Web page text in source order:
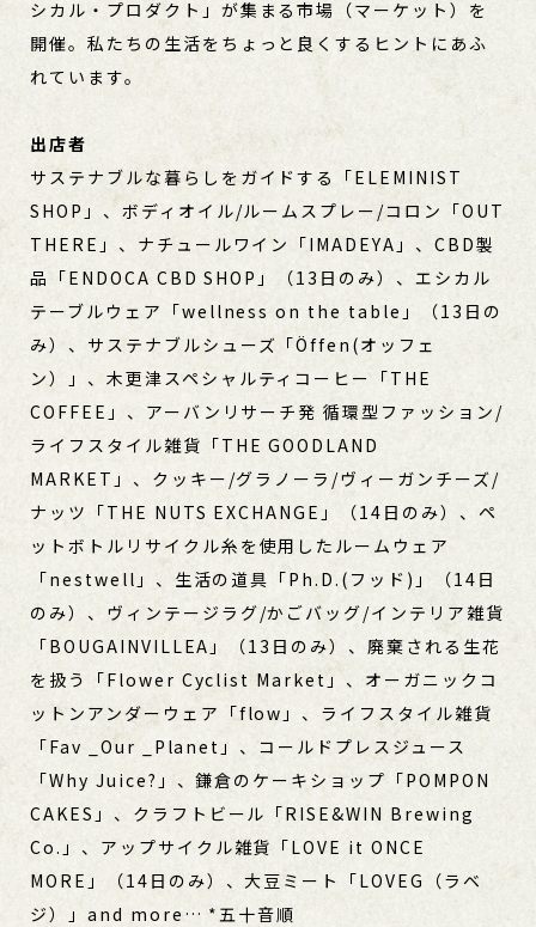
シカル・プロダクト」が集まる市場（マーケット）を
開催。私たちの生活をちょっと良くするヒントにあふ
れています。
出店者
サステナブルな暮らしをガイドする「ELEMINIST
SHOP」、ボディオイル/ルームスプレー/コロン「OUT
THERE」、ナチュールワイン「IMADEYA」、CBD製
品「ENDOCA CBD SHOP」（13日のみ）、エシカル
テーブルウェア「wellness on the table」（13日の
み）、サステナブルシューズ「Öffen(オッフェ
ン）」、木更津スペシャルティコーヒー「THE
COFFEE」、アーバンリサーチ発 循環型ファッション/
ライフスタイル雑貨「THE GOODLAND
MARKET」、クッキー/グラノーラ/ヴィーガンチーズ/
ナッツ「THE NUTS EXCHANGE」（14日のみ）、ペ
ットボトルリサイクル糸を使用したルームウェア
「nestwell」、生活の道具「Ph.D.(フッド)」（14日
のみ）、ヴィンテージラグ/かごバッグ/インテリア雑貨
「BOUGAINVILLEA」（13日のみ）、廃棄される生花
を扱う「Flower Cyclist Market」、オーガニックコ
ットンアンダーウェア「flow」、ライフスタイル雑貨
「Fav _Our _Planet」、コールドプレスジュース
「Why Juice?」、鎌倉のケーキショップ「POMPON
CAKES」、クラフトビール「RISE&WIN Brewing
Co.」、アップサイクル雑貨「LOVE it ONCE
MORE」（14日のみ）、大豆ミート「LOVEG（ラベ
ジ）」and more… *五十音順